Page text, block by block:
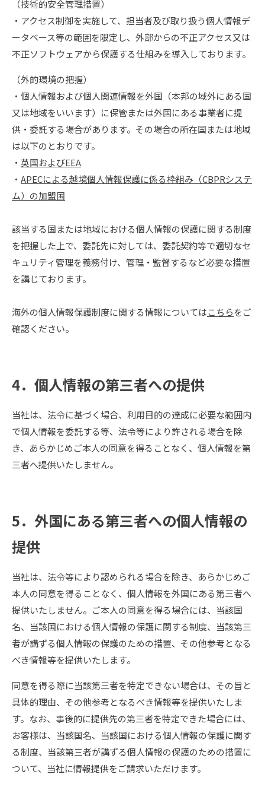
（技術的安全管理措置）
・アクセス制御を実施して、担当者及び取り扱う個人情報デ
ータベース等の範囲を限定し、外部からの不正アクセス又は
不正ソフトウェアから保護する仕組みを導入しております。
（外的環境の把握）
・個人情報および個人関連情報を外国（本邦の域外にある国
又は地域をいいます）に保管または外国にある事業者に提
供・委託する場合があります。その場合の所在国または地域
は以下のとおりです。
・ 英国およびEEA
・ APECによる越境個人情報保護に係る枠組み（CBPRシステ
ム）の加盟国
該当する国または地域における個人情報の保護に関する制度
を把握した上で、委託先に対しては、委託契約等で適切なセ
キュリティ管理を義務付け、管理・監督するなど必要な措置
を講じております。
海外の個人情報保護制度に関する情報についてはこちらをご
確認ください。
4．個人情報の第三者への提供
当社は、法令に基づく場合、利用目的の達成に必要な範囲内
で個人情報を委託する等、法令等により許される場合を除
き、あらかじめご本人の同意を得ることなく、個人情報を第
三者へ提供いたしません。
5．外国にある第三者への個人情報の
提供
当社は、法令等により認められる場合を除き、あらかじめご
本人の同意を得ることなく、個人情報を外国にある第三者へ
提供いたしません。ご本人の同意を得る場合には、当該国
名、当該国における個人情報の保護に関する制度、当該第三
者が講ずる個人情報の保護のための措置、その他参考となる
べき情報等を提供いたします。
同意を得る際に当該第三者を特定できない場合は、その旨と
具体的理由、その他参考となるべき情報等を提供いたしま
す。なお、事後的に提供先の第三者を特定できた場合には、
お客様は、当該国名、当該国における個人情報の保護に関す
る制度、当該第三者が講ずる個人情報の保護のための措置に
ついて、当社に情報提供をご請求いただけます。